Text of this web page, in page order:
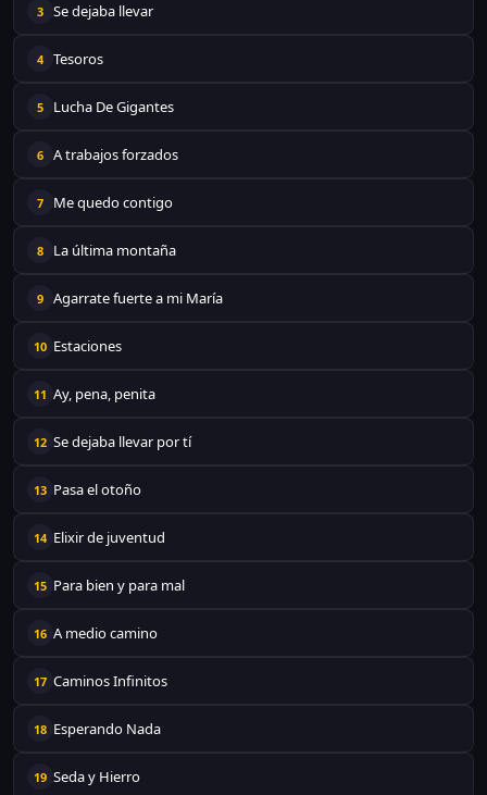
3 Se dejaba llevar
4 Tesoros
5 Lucha De Gigantes
6 A trabajos forzados
7 Me quedo contigo
8 La última montaña
9 Agarrate fuerte a mi María
10 Estaciones
11 Ay, pena, penita
12 Se dejaba llevar por tí
13 Pasa el otoño
14 Elixir de juventud
15 Para bien y para mal
16 A medio camino
17 Caminos Infinitos
18 Esperando Nada
19 Seda y Hierro